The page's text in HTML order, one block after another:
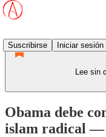
Suscribirse
Iniciar sesión
Lee sin
Obama debe
islam radical —